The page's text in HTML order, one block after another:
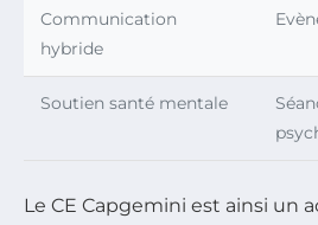
Communication
hybride
Soutien santé mentale
Le CE Capgemini est ainsi un